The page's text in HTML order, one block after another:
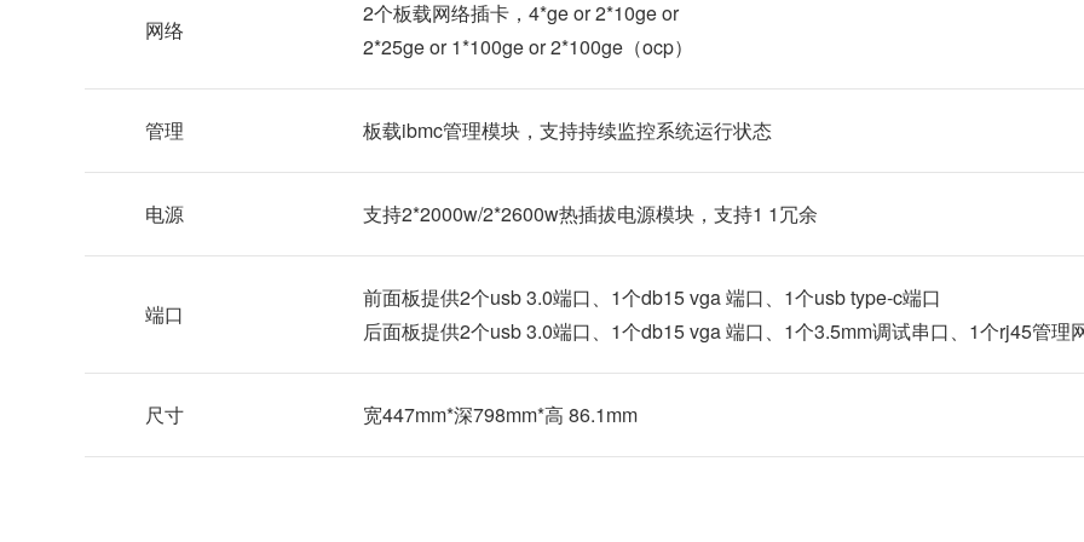
网络
2个板载网络插卡，4*ge or 2*10ge or
2*25ge or 1*100ge or 2*100ge（ocp）
管理 板载ibmc管理模块，支持持续监控系统运行状态
电源 支持2*2000w/2*2600w热插拔电源模块，支持1 1冗余
端口
前面板提供2个usb 3.0端口、1个db15 vga 端口、1个usb type-c端口
后面板提供2个usb 3.0端口、1个db15 vga 端口、1个3.5mm调试串口、1个rj45管理
尺寸 宽447mm*深798mm*高 86.1mm